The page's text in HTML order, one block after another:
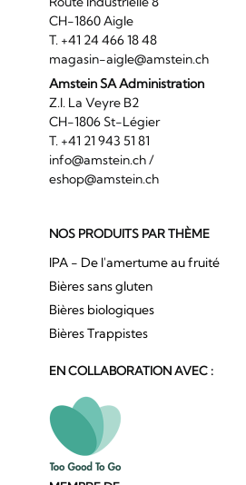
CH-1860 Aigle
T. +41 24 466 18 48
magasin-aigle@amstein.ch
Amstein SA Administration
Z.I. La Veyre B2
CH-1806 St-Légier
T. +41 21 943 51 81
info@amstein.ch/
eshop@amstein.ch
NOS PRODUITS PAR THÈME
IPA - De l'amertume au fruité
Bières sans gluten
Bières biologiques
Bières Trappistes
EN COLLABORATION AVEC :